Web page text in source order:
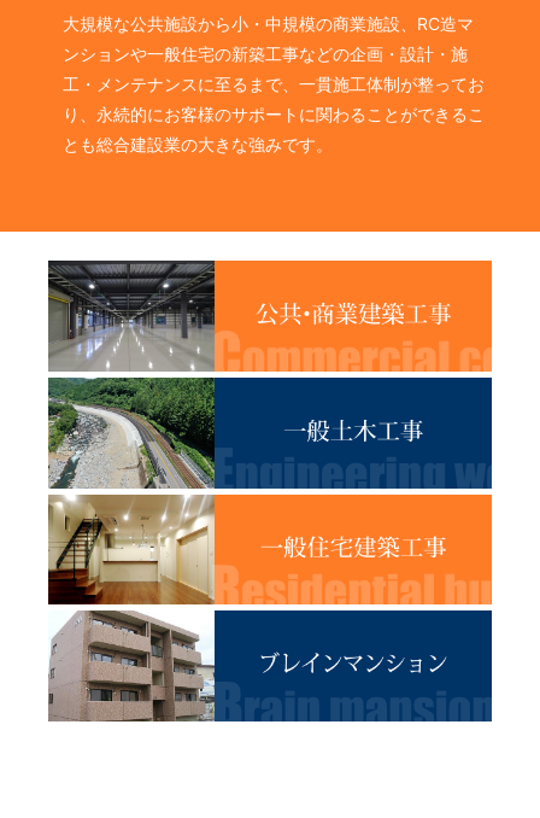
大規模な公共施設から小・中規模の商業施設、RC造マ
ンションや一般住宅の新築工事などの企画・設計・施
工・メンテナンスに至るまで、一貫施工体制が整ってお
り、永続的にお客様のサポートに関わることができるこ
とも総合建設業の大きな強みです。